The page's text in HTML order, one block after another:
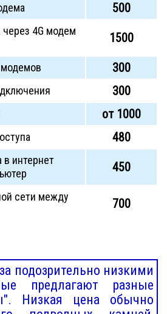
500
через 4G модем
1500
модемов 300
300
от 1000
480
в интернет
450
сети между
700
подозрительно низкими
предлагают разные
Низкая цена обычно